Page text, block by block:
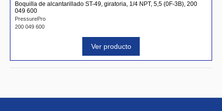
Boquilla de alcantarillado ST-49, giratoria, 1/4 NPT, 5,5 (0F-3B), 200
049 600
PressurePro
200 049 600
Ver producto